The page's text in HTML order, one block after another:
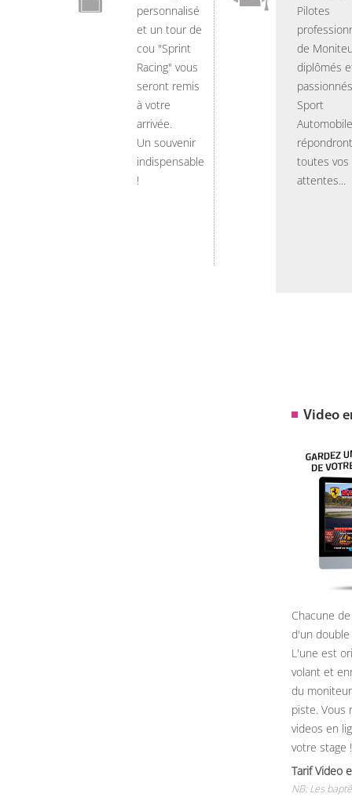
personnalisé
et un tour de
cou "Sprint
Racing" vous
seront remis
à votre
arrivée.
Un souvenir
indispensable
!
Pilotes
de
diplômés
Sport
Automobile
toutes vos
attentes...
Video
Chacune
d'un
L'une est
volant et
du
piste. Vous
videos en
votre stage !
Tarif Video
NB: Les